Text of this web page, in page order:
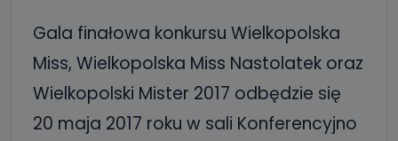
Gala finałowa konkursu Wielkopolska
Miss, Wielkopolska Miss Nastolatek oraz
Wielkopolski Mister 2017 odbędzie się
20 maja 2017 roku w sali Konferencyjno